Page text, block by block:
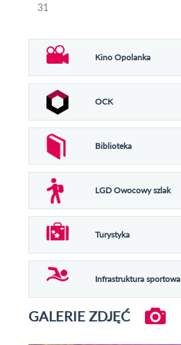
31
Kino Opolanka
OCK
Biblioteka
LGD Owocowy szlak
Turystyka
Infrastruktura sportowa
GALERIE ZDJĘĆ